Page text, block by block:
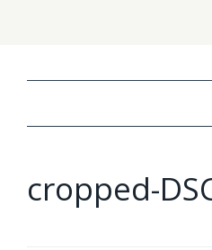
cropped-